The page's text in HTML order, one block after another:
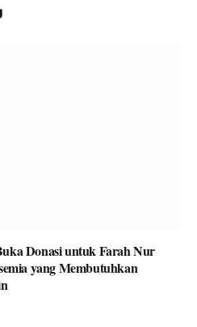
Donasi untuk Farah Nur
yang Membutuhkan